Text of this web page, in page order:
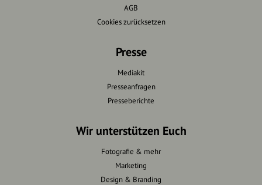
AGB
Cookies zurücksetzen
Presse
Mediakit
Presseanfragen
Presseberichte
Wir unterstützen Euch
Fotografie & mehr
Marketing
Design & Branding